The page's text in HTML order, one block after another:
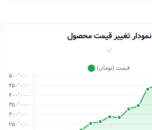
نمودار تغییر قیمت محصول
✅